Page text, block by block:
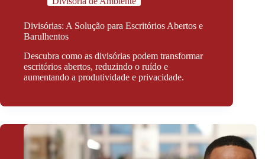
Divisórias: A Solução para Escritórios Abertos e
Barulhentos
Descubra como as divisórias podem transformar
escritórios abertos, reduzindo o ruído e
aumentando a produtividade e privacidade.